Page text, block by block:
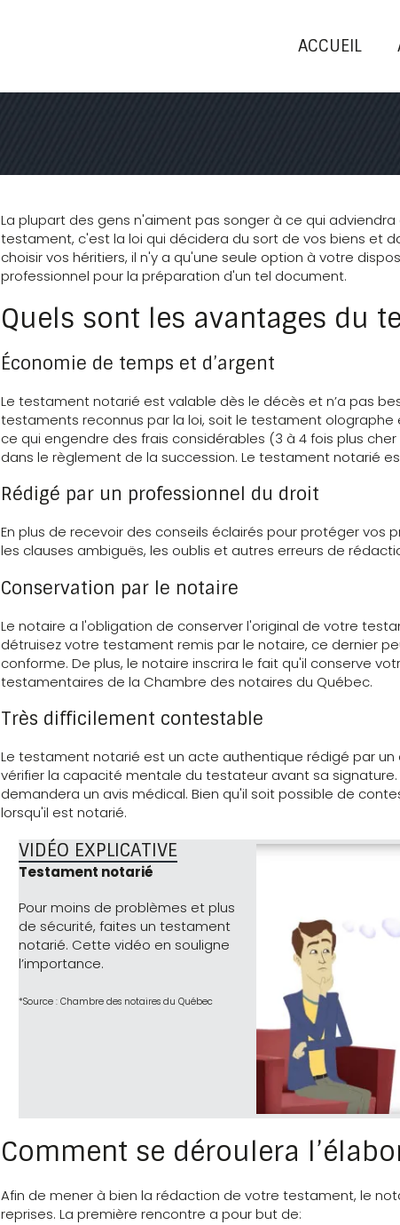
ACCUEIL
La plupart des gens n'aiment pas songer à ce qui
testament, c'est la loi qui décidera du sort de vos biens et
choisir vos héritiers, il n'y a qu'une seule option à votre
professionnel pour la préparation d'un tel document.
Quels sont les avantages du
Économie de temps et d’argent
Le testament notarié est valable dès le décès et n’a pas
testaments reconnus par la loi, soit le testament
ce qui engendre des frais considérables (3 à 4 fois plus
dans le règlement de la succession. Le testament notarié
Rédigé par un professionnel du droit
En plus de recevoir des conseils éclairés pour protéger
les clauses ambiguës, les oublis et autres erreurs de
Conservation par le notaire
Le notaire a l'obligation de conserver l'original de votre
détruisez votre testament remis par le notaire, ce dernier
conforme. De plus, le notaire inscrira le fait qu'il conserve
testamentaires de la Chambre des notaires du Québec.
Très difficilement contestable
Le testament notarié est un acte authentique rédigé par un
vérifier la capacité mentale du testateur avant sa
demandera un avis médical. Bien qu'il soit possible de
lorsqu'il est notarié.
VIDÉO EXPLICATIVE
Testament notarié
Pour moins de problèmes et plus
de sécurité, faites un testament
notarié. Cette vidéo en souligne
l’importance.
*Source : Chambre des notaires du Québec
Comment se déroulera
Afin de mener à bien la rédaction de votre testament, le
reprises. La première rencontre a pour but de: